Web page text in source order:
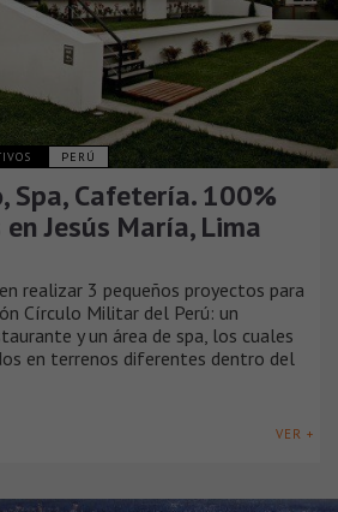
PERÚ
Spa, Cafetería. 100%
Jesús María, Lima
realizar 3 pequeños proyectos para
Círculo Militar del Perú: un
y un área de spa, los cuales
en terrenos diferentes dentro del
VER +